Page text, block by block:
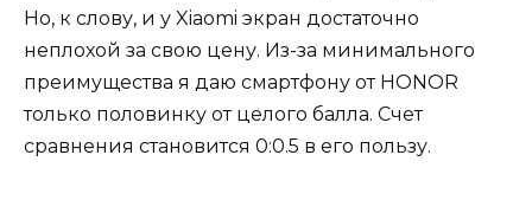
Но, к слову, и у Xiaomi экран достаточно
неплохой за свою цену. Из-за минимального
преимущества я даю смартфону от HONOR
только половинку от целого балла. Счет
сравнения становится 0:0.5 в его пользу.